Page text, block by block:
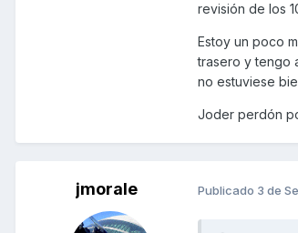
revisión de los
Estoy un poco
trasero y tengo
no estuviese
Joder perdón
jmorale Publicado 3 de